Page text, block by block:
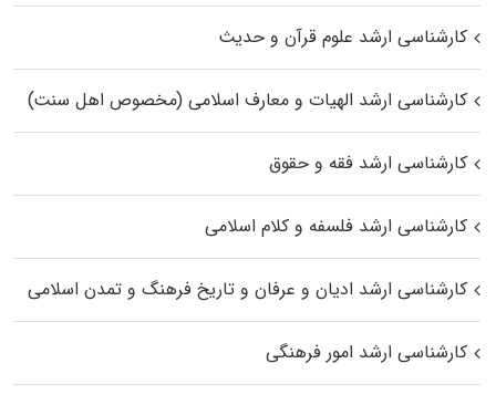
کارشناسی ارشد علوم قرآن و حدیث
کارشناسی ارشد الهیات و معارف اسلامی (مخصوص اهل سنت)
کارشناسی ارشد فقه و حقوق
کارشناسی ارشد فلسفه و کلام اسلامی
کارشناسی ارشد ادیان و عرفان و تاریخ فرهنگ و تمدن اسلامی
کارشناسی ارشد امور فرهنگی